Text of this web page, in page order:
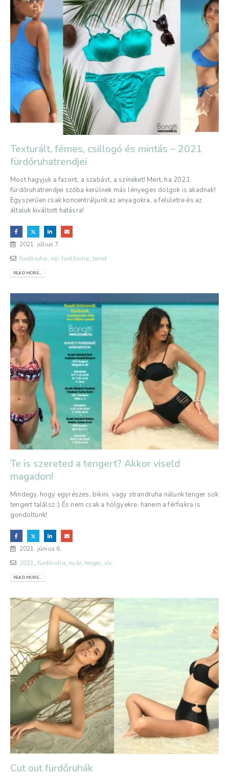
Texturált, fémes, csillogó és mintás – 2021
fürdőruhatrendjei
Most hagyjuk a fazont, a szabást, a színeket! Mert, ha 2021
fürdőruhatrendjei szóba kerülnek más lényeges dolgok is akadnak!
Egyszerűen csak koncentráljunk az anyagokra, a felületre és az
általuk kiváltott hatásra!
2021. július 7.
fürdőruha, női fürdőruha, trend
READ MORE...
Te is szereted a tengert? Akkor viseld
magadon!
Mindegy, hogy egyrészes, bikini, vagy strandruha nálunk tenger sok
tengert találsz :) És nem csak a hölgyekre, hanem a férfiakra is
gondoltunk!
2021. június 6.
2021, fürdőruha, nyár,tenger, víz
READ MORE...
Cut out fürdőruhák